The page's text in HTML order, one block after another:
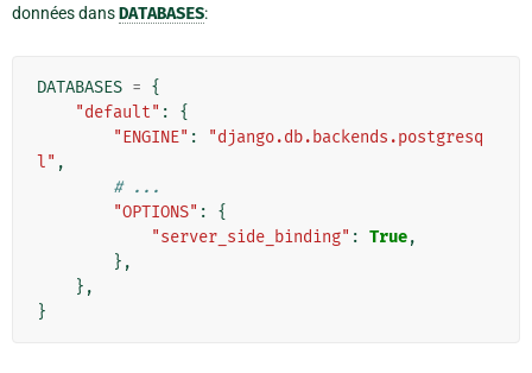
données dansDATABASES:
DATABASES = {
"default" :
{
"ENGINE" :
"django.db.backends.postgresq
l" ,
# ...
"OPTIONS" :
{
"server_side_binding" : True,
},
},
}